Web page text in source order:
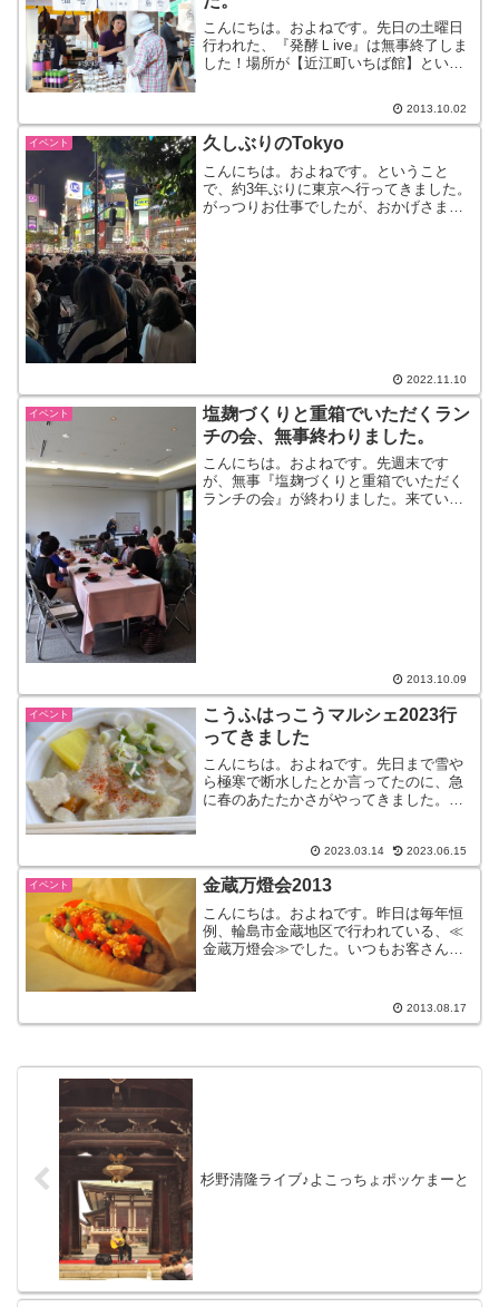
こんにちは。およねです。先日の土曜日
行われた、『発酵Ｌive』は無事終了しま
した！場所が【近江町いちば館】という
ント目的で来てくれた方、通りすがりに
寄ってくれた方・・・...
2013.10.02
イベント 久しぶりのTokyo
こんにちは。およねです。ということ
で、約3年ぶりに東京へ行ってきました。
がっつりお仕事でしたが、おかげさまで
2022.11.10
イベント
塩麹づくりと重箱でいただくラン
チの会、無事終わりました。
こんにちは。およねです。先週末です
が、無事『塩麹づくりと重箱でいただく
ランチの会』が終わりました。来ていた
2013.10.09
イベント
こうふはっこうマルシェ2023行
ってきました
こんにちは。およねです。先日まで雪や
ら極寒で断水したとか言ってたのに、急
に春のあたたかさがやってきました。こ
という【こうふはっこうマルシェ】に参
加してきました。ここ数...
2023.03.14 2023.06.15
イベント 金蔵万燈会2013
こんにちは。およねです。昨日は毎年恒
例、輪島市金蔵地区で行われている、≪
金蔵万燈会≫でした。いつもお客さんで
ルサソースを使った、『サルササン
ド』。（”サ”ばっかり・・）...
2013.08.17
杉野清隆ライブ♪よこっちょポッケまーと